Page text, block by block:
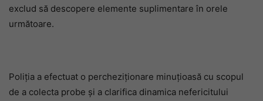
exclud să descopere elemente suplimentare în orele
următoare.
Poliţia a efectuat o percheziţionare minuţioasă cu scopul
de a colecta probe şi a clarifica dinamica nefericitului